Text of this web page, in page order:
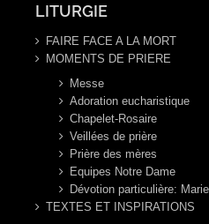
LITURGIE
FAIRE FACE A LA MORT
MOMENTS DE PRIERE
Messe
Adoration eucharistique
Chapelet-Rosaire
Veillées de prière
Prière des mères
Equipes Notre Dame
Dévotion particulière:
TEXTES ET INSPIRATIONS